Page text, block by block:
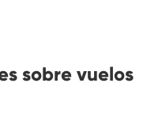
sobre vuelos